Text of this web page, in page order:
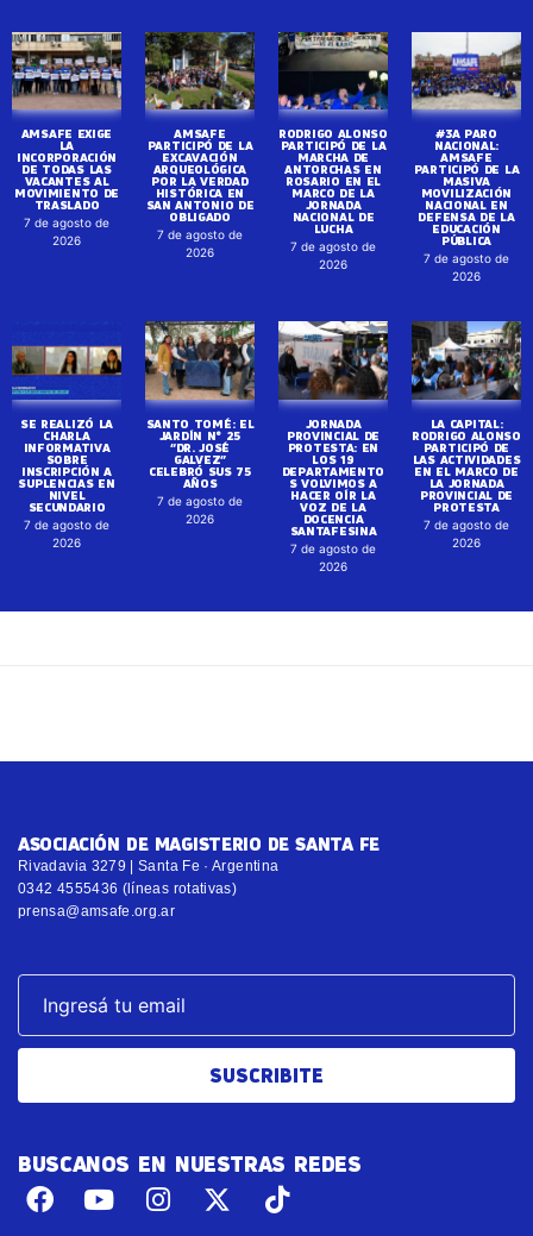
AMSAFE EXIGE
LA
INCORPORACIÓN
DE TODAS LAS
VACANTES AL
MOVIMIENTO DE
TRASLADO
7 de agosto de
2026
AMSAFE
PARTICIPÓ DE LA
EXCAVACIÓN
ARQUEOLÓGICA
POR LA VERDAD
HISTÓRICA EN
SAN ANTONIO DE
OBLIGADO
7 de agosto de
2026
RODRIGO ALONSO
PARTICIPÓ DE LA
MARCHA DE
ANTORCHAS EN
ROSARIO EN EL
MARCO DE LA
JORNADA
NACIONAL DE
LUCHA
7 de agosto de
2026
#3A PARO
NACIONAL:
AMSAFE
PARTICIPÓ DE LA
MASIVA
MOVILIZACIÓN
NACIONAL EN
DEFENSA DE LA
EDUCACIÓN
PÚBLICA
7 de agosto de
2026
SE REALIZÓ LA
CHARLA
INFORMATIVA
SOBRE
INSCRIPCIÓN A
SUPLENCIAS EN
NIVEL
SECUNDARIO
7 de agosto de
2026
SANTO TOMÉ: EL
JARDÍN N° 25
“DR. JOSÉ
GALVEZ”
CELEBRÓ SUS 75
AÑOS
7 de agosto de
2026
JORNADA
PROVINCIAL DE
PROTESTA: EN
LOS 19
DEPARTAMENTO
S VOLVIMOS A
HACER OÍR LA
VOZ DE LA
DOCENCIA
SANTAFESINA
7 de agosto de
2026
LA CAPITAL:
RODRIGO ALONSO
PARTICIPÓ DE
LAS ACTIVIDADES
EN EL MARCO DE
LA JORNADA
PROVINCIAL DE
PROTESTA
7 de agosto de
2026
ASOCIACIÓN DE MAGISTERIO DE SANTA FE
Rivadavia 3279 | Santa Fe · Argentina
0342 4555436 (líneas rotativas)
prensa@amsafe.org.ar
SUSCRIBITE
BUSCANOS EN NUESTRAS REDES